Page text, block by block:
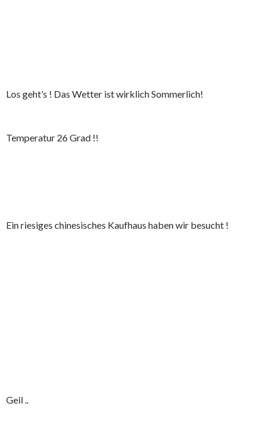
Los geht’s ! Das Wetter ist wirklich Sommerlich!
Temperatur 26 Grad !!
Ein riesiges chinesisches Kaufhaus haben wir besucht !
Geil ..